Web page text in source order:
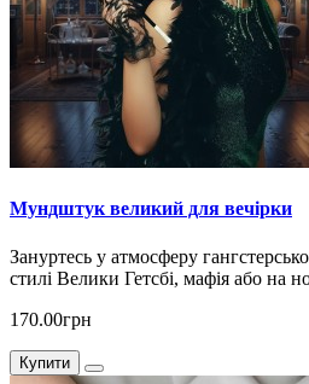
Мундштук великий для вечірки
Зануртесь у атмосферу
стилі Велики Гетсбі, мафія або на
170.00грн
Купити